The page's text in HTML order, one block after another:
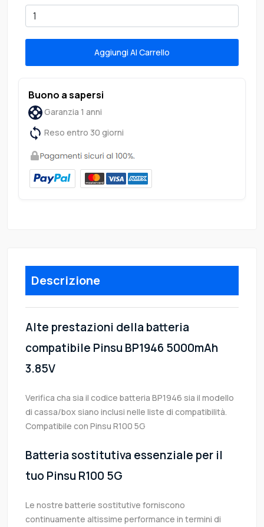
Aggiungi Al Carrello
Buono a sapersi
Garanzia 1 anni
Reso entro 30 giorni
Descrizione
Alte prestazioni della batteria
compatibile Pinsu BP1946 5000mAh
3.85V
Verifica cha sia il codice batteria BP1946 sia il modello
di cassa/box siano inclusi nelle liste di compatibilità.
Compatibile con Pinsu R100 5G
Batteria sostitutiva essenziale per il
tuo Pinsu R100 5G
Le nostre batterie sostitutive forniscono
continuamente altissime performance in termini di